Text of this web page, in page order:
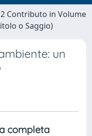
2 Contributo in Volume
o Saggio)
un
completa